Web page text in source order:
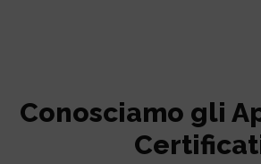
Conosciamo gli